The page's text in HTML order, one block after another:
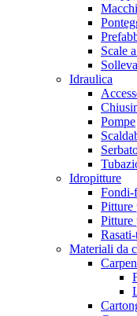
Scale
Idraulica
Pompe
Idropitture
Fondi-
Pitture
Pitture
Materiali da